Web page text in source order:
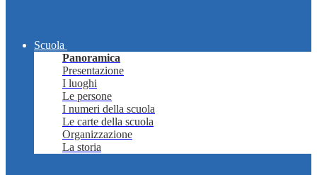
Scuola
Panoramica
Presentazione
I luoghi
Le persone
I numeri della scuola
Le carte della scuola
Organizzazione
La storia